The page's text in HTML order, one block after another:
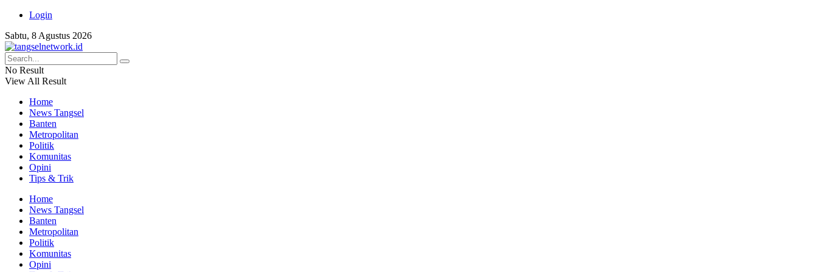
Login
Sabtu, 8 Agustus 2026
No Result
View All Result
Home
News Tangsel
Banten
Metropolitan
Politik
Komunitas
Opini
Tips & Trik
Home
News Tangsel
Banten
Metropolitan
Politik
Komunitas
Opini